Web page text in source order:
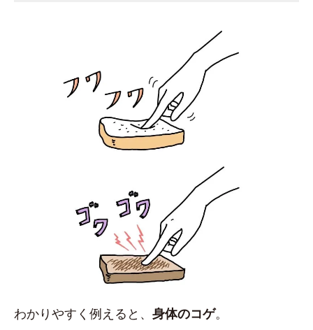
わかりやすく例えると、 身体のコゲ。